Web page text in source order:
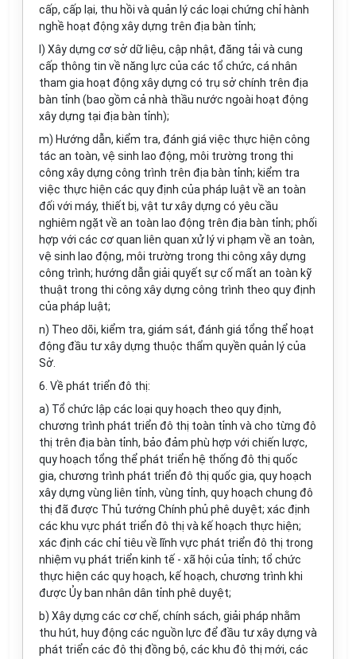
cấp, cấp lại, thu hồi và quản lý các loại chứng chỉ hành
nghề hoạt động xây dựng trên địa bàn tỉnh;
l) Xây dựng cơ sở dữ liệu, cập nhật, đăng tải và cung
cấp thông tin về năng lực của các tổ chức, cá nhân
tham gia hoạt động xây dựng có trụ sở chính trên địa
bàn tỉnh (bao gồm cả nhà thầu nước ngoài hoạt động
xây dựng tại địa bàn tỉnh);
m) Hướng dẫn, kiểm tra, đánh giá việc thực hiện công
tác an toàn, vệ sinh lao động, môi trường trong thi
công xây dựng công trình trên địa bàn tỉnh; kiểm tra
việc thực hiện các quy định của pháp luật về an toàn
đối với máy, thiết bị, vật tư xây dựng có yêu cầu
nghiêm ngặt về an toàn lao động trên địa bàn tỉnh; phối
hợp với các cơ quan liên quan xử lý vi phạm về an toàn,
vệ sinh lao động, môi trường trong thi công xây dựng
công trình; hướng dẫn giải quyết sự cố mất an toàn kỹ
thuật trong thi công xây dựng công trình theo quy định
của pháp luật;
n) Theo dõi, kiểm tra, giám sát, đánh giá tổng thể hoạt
động đầu tư xây dựng thuộc thẩm quyền quản lý của
Sở.
6. Về phát triển đô thị:
a) Tổ chức lập các loại quy hoạch theo quy định,
chương trình phát triển đô thị toàn tỉnh và cho từng đô
thị trên địa bàn tỉnh, bảo đảm phù hợp với chiến lược,
quy hoạch tổng thể phát triển hệ thống đô thị quốc
gia, chương trình phát triển đô thị quốc gia, quy hoạch
xây dựng vùng liên tỉnh, vùng tỉnh, quy hoạch chung đô
thị đã được Thủ tướng Chính phủ phê duyệt; xác định
các khu vực phát triển đô thị và kế hoạch thực hiện;
xác định các chỉ tiêu về lĩnh vực phát triển đô thị trong
nhiệm vụ phát triển kinh tế - xã hội của tỉnh; tổ chức
thực hiện các quy hoạch, kế hoạch, chương trình khi
được Ủy ban nhân dân tỉnh phê duyệt;
b) Xây dựng các cơ chế, chính sách, giải pháp nhằm
thu hút, huy động các nguồn lực để đầu tư xây dựng và
phát triển các đô thị đồng bộ, các khu đô thị mới, các